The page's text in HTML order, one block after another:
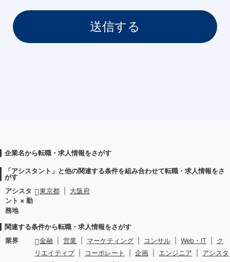
企業名から転職・求人情報をさがす
「アシスタント」と他の関連する条件を組み合わせて転職・求人情報をさ
がす
アシスタ
ント × 勤
務地
東京都 大阪府
関連する条件から転職・求人情報をさがす
業界
金融 営業 マーケティング コンサル Web・IT
ク
リエイティブ
コーポレート 企画 エンジニア
アシスタ